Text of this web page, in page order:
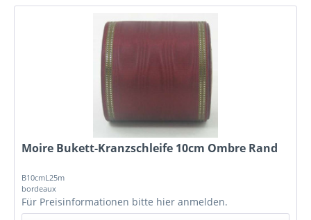
Moire Bukett-Kranzschleife 10cm Ombre Rand
B10cmL25m
bordeaux
Für Preisinformationen bitte hier anmelden.